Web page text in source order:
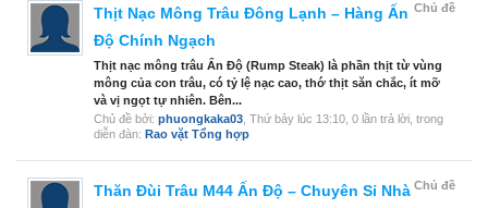
Chủ đề
Thịt Nạc Mông Trâu Đông Lạnh – Hàng Ấn
Độ Chính Ngạch
Thịt nạc mông trâu Ấn Độ (Rump Steak) là phần thịt từ vùng
mông của con trâu, có tỷ lệ nạc cao, thớ thịt săn chắc, ít mỡ
và vị ngọt tự nhiên. Bên...
Chủ đề bởi: phuongkaka03 Thứ bảy lúc 13:10 , 0 lần trả lời, trong
diễn đàn: Rao vặt Tổng hợp
Chủ đề
Thăn Đùi Trâu M44 Ấn Độ – Chuyên Sỉ Nhà